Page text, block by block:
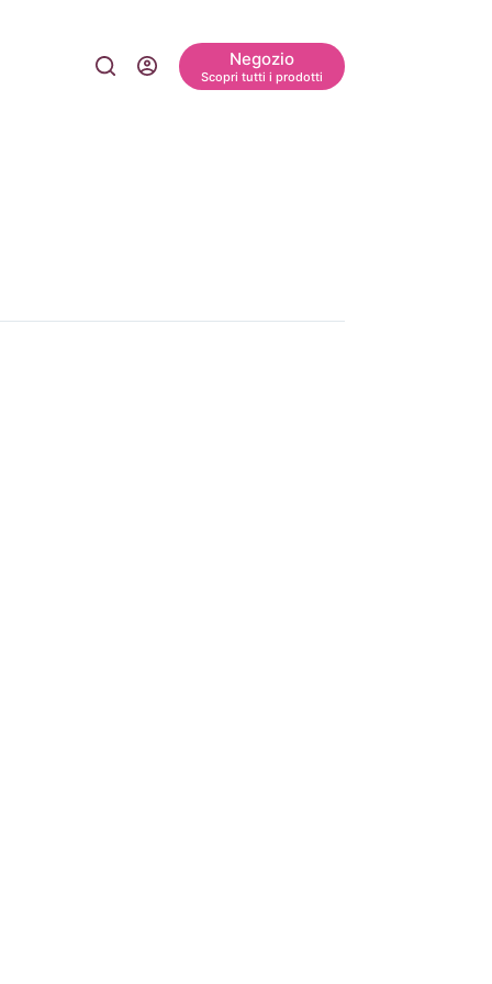
Negozio
Scopri tutti i prodotti